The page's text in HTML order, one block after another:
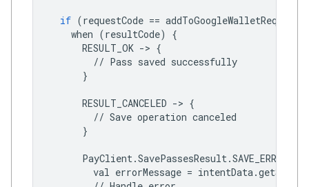
if (requestCode ==
when (resultCode)
{
RESULT_OK -> {
// Pass saved successfully
}
RESULT_CANCELED -> {
// Save operation canceled
}
PayClient.SavePassesResult.SAVE_ERROR
val errorMessage = intentData.